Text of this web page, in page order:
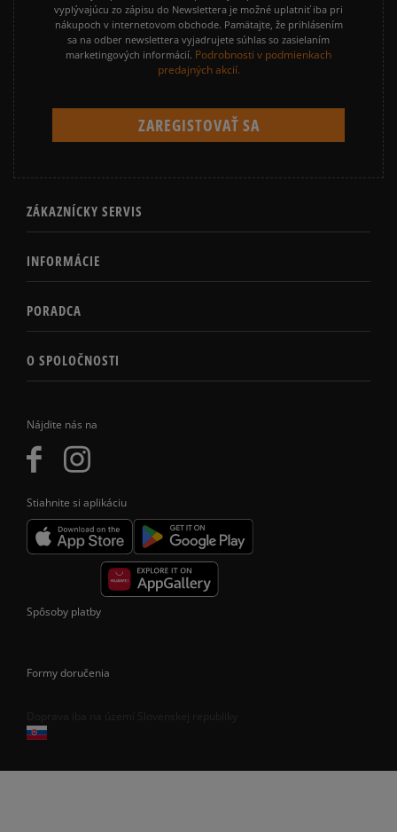
Nájdite nás na
Stiahnite si aplikáciu
vyplývajúcu zo zápisu do Newslettera je možné uplatniť iba pri
nákupoch v internetovom obchode. Pamätajte, že prihlásením
sa na odber newslettera vyjadrujete súhlas so zasielaním
marketingových informácií. Podrobnosti v podmienkach
predajných akcií.
ZÁKAZNÍCKY SERVIS
INFORMÁCIE
PORADCA
O SPOLOČNOSTI
Spôsoby platby
Formy doručenia